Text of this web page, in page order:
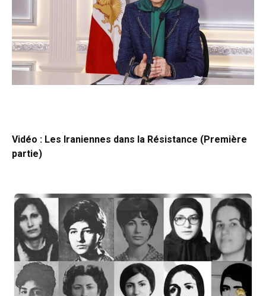
Vidéo : Les Iraniennes dans la Résistance (Première
partie)